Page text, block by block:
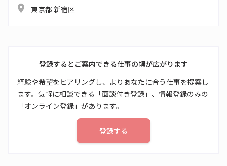
東京都 新宿区
登録するとご案内できる仕事の幅が広がります
経験や希望をヒアリングし、よりあなたに合う仕事を提案し
ます。気軽に相談できる「面談付き登録」、情報登録のみの
「オンライン登録」があります。
登録する